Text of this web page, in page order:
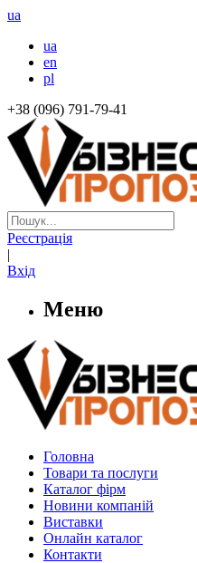
ua
ua
en
pl
+38 (096) 791-79-41
Реєстрація
|
Вхід
Меню
Головна
Товари та послуги
Каталог фірм
Новини компаній
Виставки
Онлайн каталог
Контакти